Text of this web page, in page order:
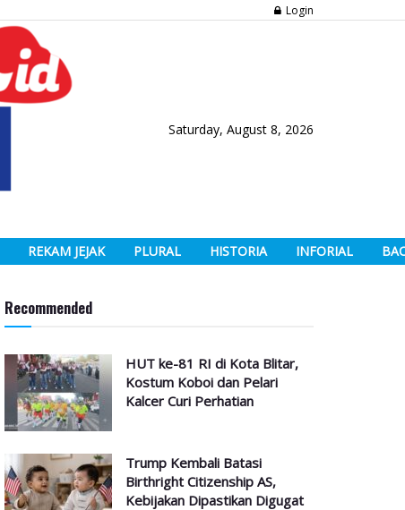
Login
Saturday, August 8, 2026
REKAM JEJAK PLURAL HISTORIA INFORIAL
Recommended
HUT ke-81 RI di Kota Blitar,
Kostum Koboi dan Pelari
Kalcer Curi Perhatian
Trump Kembali Batasi
Birthright Citizenship AS,
Kebijakan Dipastikan Digugat